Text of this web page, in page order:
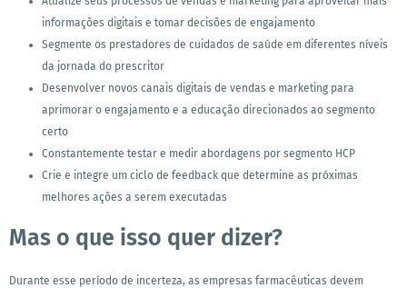
informações digitais e tomar decisões de engajamento
Segmente os prestadores de cuidados de saúde em diferentes níveis
da jornada do prescritor
Desenvolver novos canais digitais de vendas e marketing para
aprimorar o engajamento e a educação direcionados ao segmento
certo
Constantemente testar e medir abordagens por segmento HCP
Crie e integre um ciclo de feedback que determine as próximas
melhores ações a serem executadas
Mas o que isso quer dizer?
Durante esse período de incerteza, as empresas farmacêuticas devem